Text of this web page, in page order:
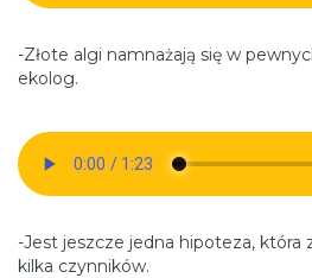
-Złote algi namnażają się w
ekolog.
-Jest jeszcze jedna hipoteza, która
kilka czynników.